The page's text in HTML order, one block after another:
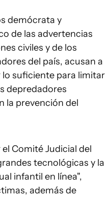
demócrata y
de las advertencias
civiles y de los
del país, acusan a
lo suficiente para limitar
depredadores
la prevención del
Comité Judicial del
tecnológicas y la
infantil en línea",
además de